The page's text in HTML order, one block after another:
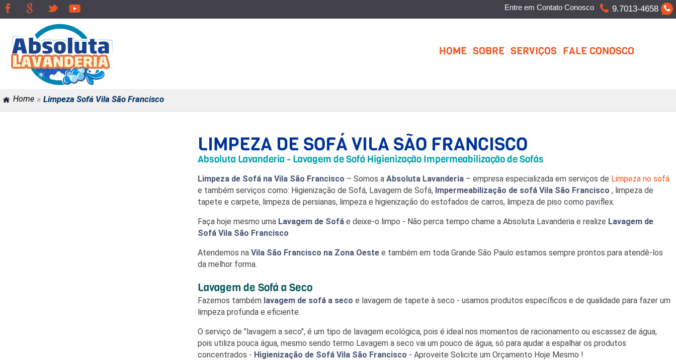
Entre em Contato Conosco 9.7013-4658
HOME SOBRE SERVIÇOS FALE CONOSCO
Home » Limpeza Sofá Vila São Francisco
LIMPEZA DE SOFÁ VILA SÃO FRANCISCO
Absoluta Lavanderia - Lavagem de Sofá Higienização Impermeabilização de Sofás
Limpeza de Sofá na Vila São Francisco – Somos aAbsoluta Lavanderia – empresa especializada em serviços de Limpeza no sofá
e também serviços como: Higienização de Sofá, Lavagem de Sofá, Impermeabilização de sofá Vila São Francisco , limpeza de
tapete e carpete, limpeza de persianas, limpeza e higienização do estofados de carros, limpeza de piso como paviflex.
Faça hoje mesmo uma Lavagem de Sofá e deixe-o limpo - Não perca tempo chame a Absoluta Lavanderia e realize Lavagem de
Sofá Vila São Francisco
Atendemos naVila São Francisco na Zona Oeste e também em toda Grande São Paulo estamos sempre prontos para atendê-los
da melhor forma.
Lavagem de Sofá a Seco
Fazemos também lavagem de sofá a seco e lavagem de tapete à seco - usamos produtos específicos e de qualidade para fazer um
limpeza profunda e eficiente.
O serviço de "lavagem a seco", é um tipo de lavagem ecológica, pois é ideal nos momentos de racionamento ou escassez de água,
pois utiliza pouca água, mesmo sendo termo Lavagem a seco vai um pouco de água, só para ajudar a espalhar os produtos
concentrados - Higienização de Sofá Vila São Francisco - Aproveite Solicite um Orçamento Hoje Mesmo !